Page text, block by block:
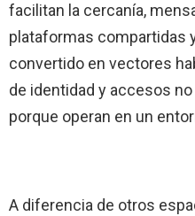
facilitan la cercanía,
plataformas compartidas
convertido en vectores
de identidad y accesos
porque operan en un
A diferencia de otros